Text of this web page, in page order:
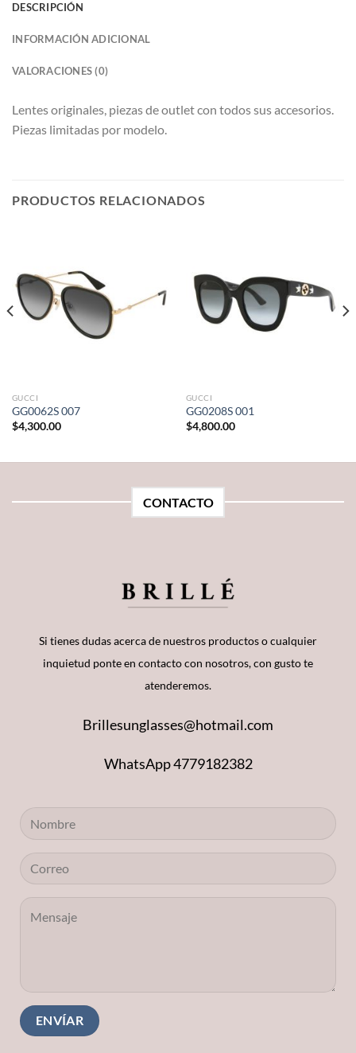
DESCRIPCIÓN
INFORMACIÓN ADICIONAL
VALORACIONES (0)
Lentes originales, piezas de outlet con todos sus accesorios.
Piezas limitadas por modelo.
PRODUCTOS RELACIONADOS
GUCCI
GG0062S 007
$4,300.00
GUCCI
GG0208S 001
$4,800.00
CONTACTO
Si tienes dudas acerca de nuestros productos o cualquier
inquietud ponte en contacto con nosotros, con gusto te
atenderemos.
Brillesunglasses@hotmail.com
WhatsApp 4779182382